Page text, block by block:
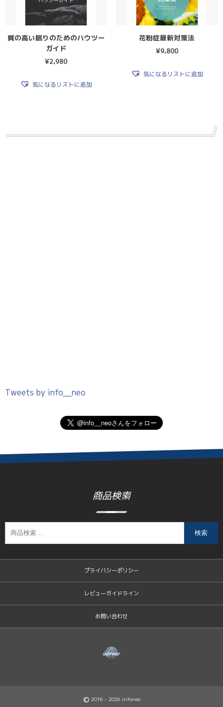
質の高い眠りのためのハウツー
ガイド
¥2,980
気になるリストに追加
花粉症最新対策法
¥9,800
気になるリストに追加
Tweets by info__neo
商品検索
検索
プライバシーポリシー
レビューガイドライン
お問い合わせ
© 2016 - 2026 infoneo